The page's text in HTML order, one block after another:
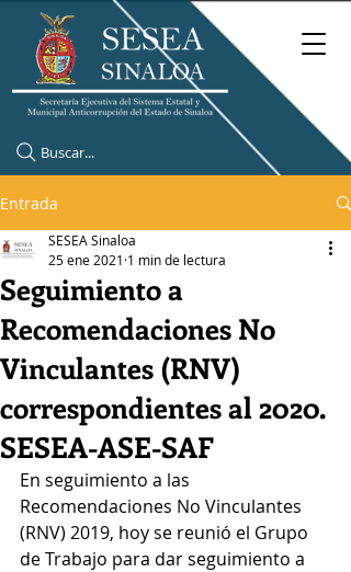
Buscar...
Entrada
Seguimiento a
Recomendaciones No
Vinculantes (RNV)
correspondientes al 2020.
SESEA-ASE-SAF
SESEA Sinaloa
25 ene 2021 1 min de lectura
En seguimiento a las
Recomendaciones No Vinculantes
(RNV) 2019, hoy se reunió el Grupo
de Trabajo para dar seguimiento a